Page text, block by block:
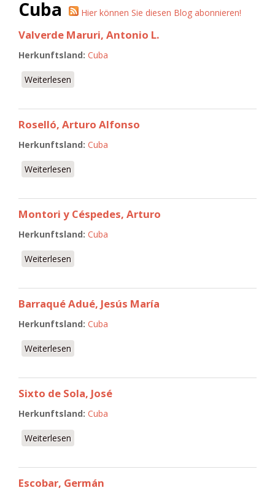
Cuba Hier können Sie diesen Blog abonnieren!
Valverde Maruri, Antonio L.
Herkunftsland: Cuba
Weiterlesen
Roselló, Arturo Alfonso
Herkunftsland: Cuba
Weiterlesen
Montori y Céspedes, Arturo
Herkunftsland: Cuba
Weiterlesen
Barraqué Adué, Jesús María
Herkunftsland: Cuba
Weiterlesen
Sixto de Sola, José
Herkunftsland: Cuba
Weiterlesen
Escobar, Germán